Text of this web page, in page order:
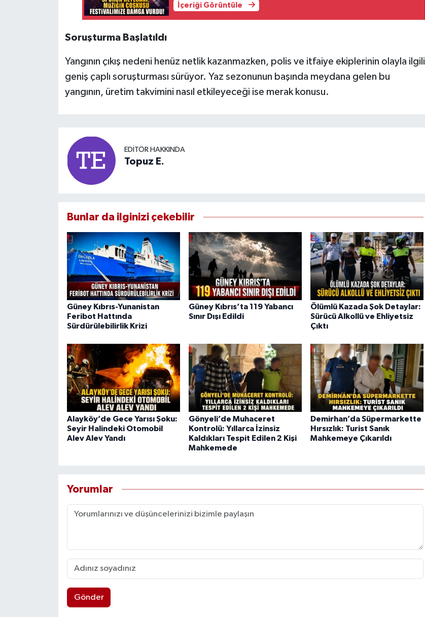
İçeriği Görüntüle
Soruşturma Başlatıldı
Yangının çıkış nedeni henüz netlik kazanmazken, polis ve itfaiye ekiplerinin olayla ilgili
geniş çaplı soruşturması sürüyor. Yaz sezonunun başında meydana gelen bu
yangının, üretim takvimini nasıl etkileyeceği ise merak konusu.
EDITÖR HAKKINDA
Topuz E.
Bunlar da ilginizi çekebilir
Güney Kıbrıs-Yunanistan
Feribot Hattında
Sürdürülebilirlik Krizi
Güney Kıbrıs’ta 119 Yabancı
Sınır Dışı Edildi
Ölümlü Kazada Şok Detaylar:
Sürücü Alkollü ve Ehliyetsiz
Çıktı
Alayköy’de Gece Yarısı Şoku:
Seyir Halindeki Otomobil
Alev Alev Yandı
Gönyeli’de Muhaceret
Kontrolü: Yıllarca İzinsiz
Kaldıkları Tespit Edilen 2 Kişi
Mahkemede
Demirhan’da Süpermarkette
Hırsızlık: Turist Sanık
Mahkemeye Çıkarıldı
Yorumlar
Gönder